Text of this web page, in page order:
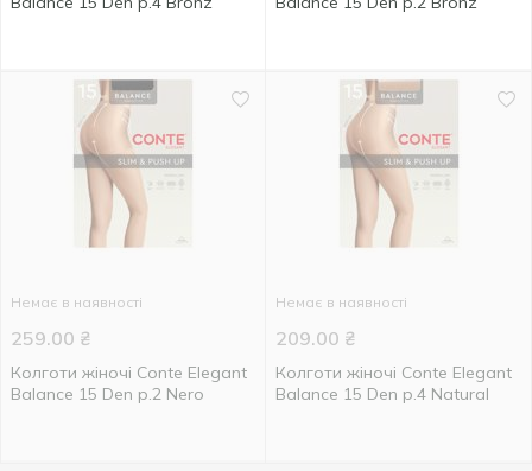
Немає в наявності
259.00 ₴
Колготи жіночі Conte Elegant
Balance 15 Den р.2 Nero
Немає в наявності
209.00 ₴
Колготи жіночі Conte Elegant
Balance 15 Den р.4 Natural